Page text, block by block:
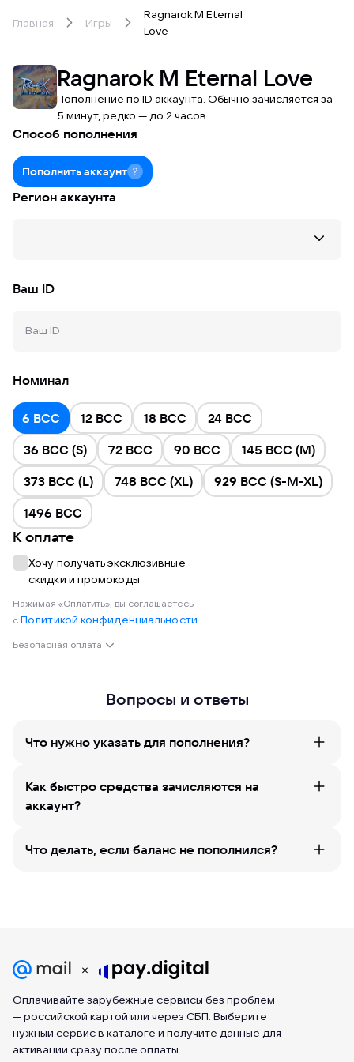
Главная Игры
Ragnarok M Eternal
Love
Ragnarok M Eternal Love
Пополнение по ID аккаунта. Обычно зачисляется за
5 минут, редко — до 2 часов.
Способ пополнения
Пополнить аккаунт
Регион аккаунта
Eternal Love
Midnight Party
Port City
Ваш ID
Номинал
6 BCC 12 BCC 18 BCC
24 BCC
36 BCC (S)
72 BCC 90 BCC
145 BCC (M)
373 BCC (L)
748 BCC (XL)
929 BCC (S-M-XL)
1496 BCC
К оплате
Хочу получать эксклюзивные
скидки и промокоды
Нажимая «Оплатить», вы соглашаетесь
с Политикой конфиденциальности
Безопасная оплата
Вопросы и ответы
Что нужно указать для пополнения?
Как быстро средства зачисляются на
аккаунт?
Что делать, если баланс не пополнился?
Оплачивайте зарубежные сервисы без проблем
— российской картой или через СБП. Выберите
нужный сервис в каталоге и получите данные для
активации сразу после оплаты.